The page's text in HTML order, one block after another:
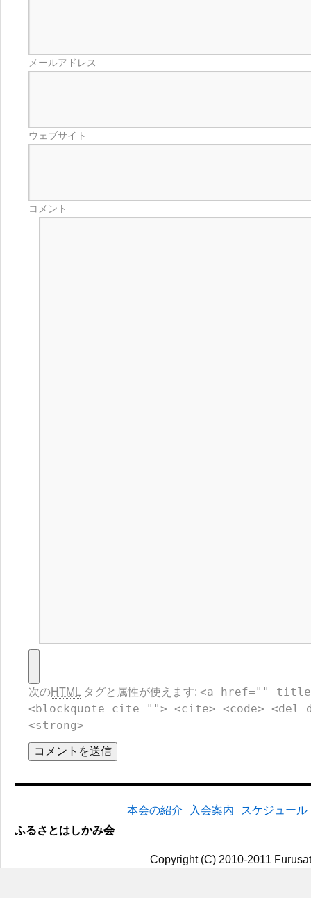
メールアドレス
ウェブサイト
コメント
次のHTML タグと属性が使えます: <a href=""
<blockquote cite=""> <cite> <code> <del
<strong>
本会の紹介 入会案内
スケジュール
ふるさとはしかみ会
Copyright (C) 2010-2011